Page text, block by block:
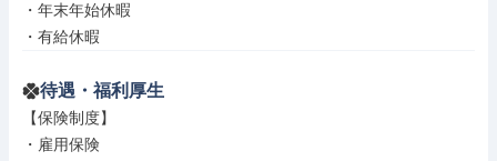
・年末年始休暇
・有給休暇
待遇・福利厚生
【保険制度】
・雇用保険